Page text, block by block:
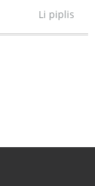
Li piplis